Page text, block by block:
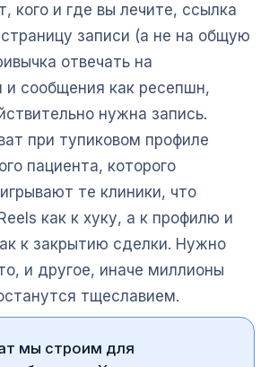
кого и где вы лечите, ссылка
записи (а не на общую
отвечать на
и сообщения как ресепшн,
нужна запись.
при тупиковом профиле
пациента, которого
те клиники, что
как к хуку, а к профилю и
к закрытию сделки. Нужно
и другое, иначе миллионы
тщеславием.
мы строим для